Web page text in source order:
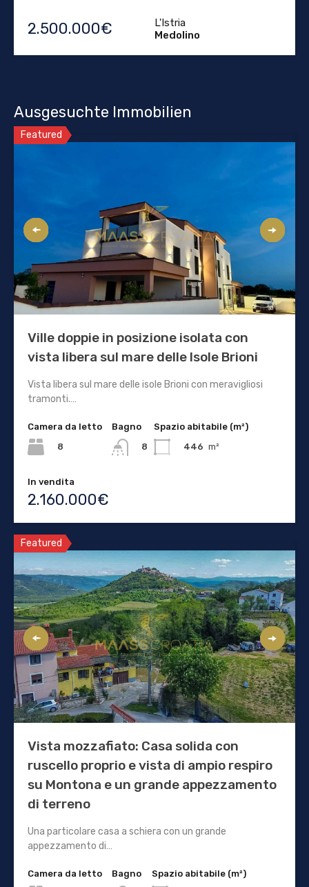
2.500.000€
L'Istria
Medolino
Ausgesuchte Immobilien
Featured
Ville doppie in posizione isolata con
vista libera sul mare delle Isole Brioni
Vista libera sul mare delle isole Brioni con meravigliosi
tramonti.…
Camera da letto
8
Bagno
8
Spazio abitabile (m²)
446 m²
In vendita
2.160.000€
Featured
Vista mozzafiato: Casa solida con
ruscello proprio e vista di ampio respiro
su Montona e un grande appezzamento
di terreno
Una particolare casa a schiera con un grande
appezzamento di…
Camera da letto
Bagno
Spazio abitabile (m²)